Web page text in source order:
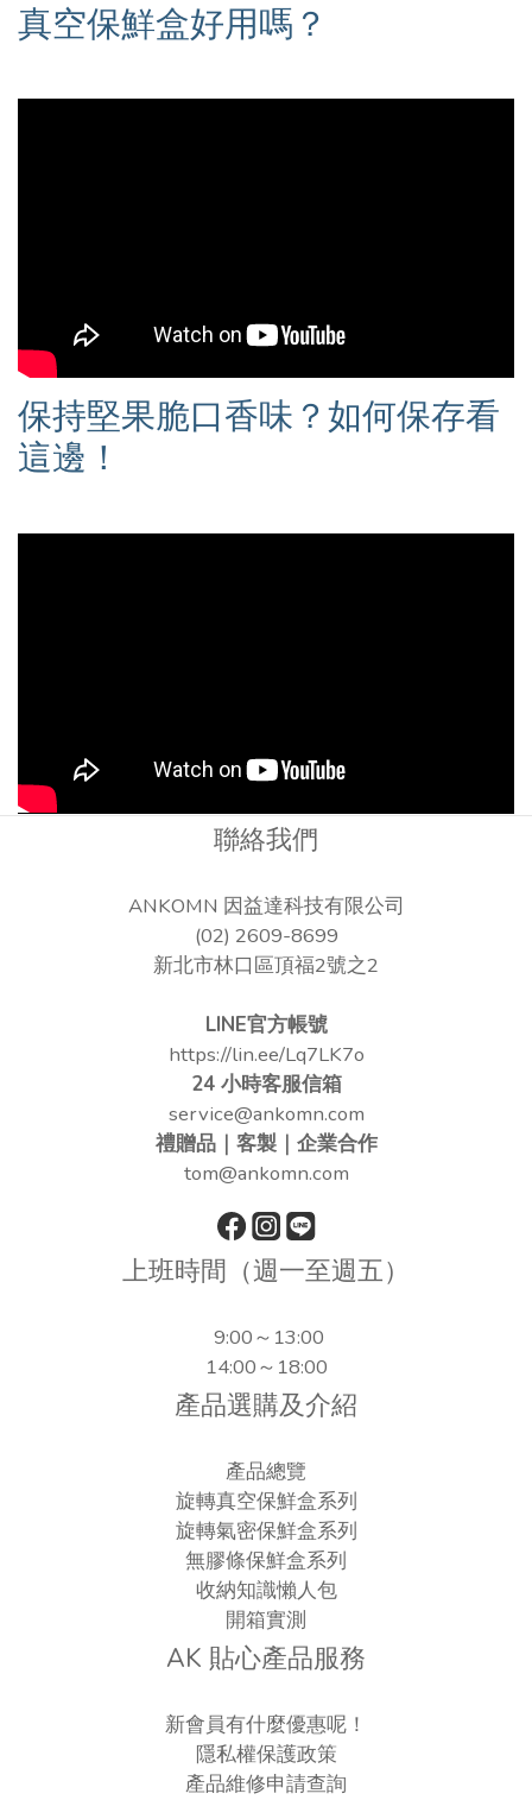
真空保鮮盒好用嗎？
保持堅果脆口香味？如何保存看
這邊！
聯絡我們
ANKOMN 因益達科技有限公司
(02) 2609-8699
新北市林口區頂福2號之2
LINE官方帳號
https://lin.ee/Lq7LK7o
24 小時客服信箱
service@ankomn.com
禮贈品｜客製｜企業合作
tom@ankomn.com
上班時間（週一至週五）
9:00～13:00
14:00～18:00
產品選購及介紹
產品總覽
旋轉真空保鮮盒系列
旋轉氣密保鮮盒系列
無膠條保鮮盒系列
收納知識懶人包
開箱實測
AK 貼心產品服務
新會員有什麼優惠呢！
隱私權保護政策
產品維修申請查詢